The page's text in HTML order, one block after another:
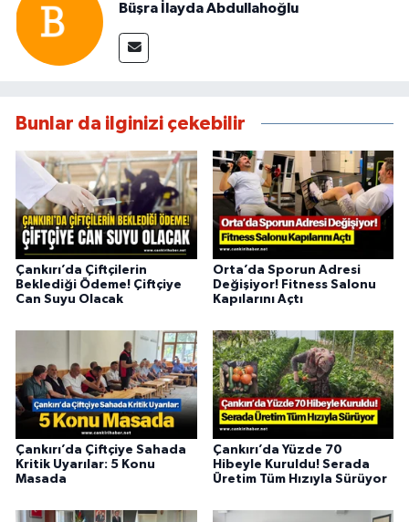
Büşra İlayda Abdullahoğlu
Bunlar da ilginizi çekebilir
Çankırı’da Çiftçilerin
Beklediği Ödeme! Çiftçiye
Can Suyu Olacak
Orta’da Sporun Adresi
Değişiyor! Fitness Salonu
Kapılarını Açtı
Çankırı’da Çiftçiye Sahada
Kritik Uyarılar: 5 Konu
Masada
Çankırı’da Yüzde 70
Hibeyle Kuruldu! Serada
Üretim Tüm Hızıyla Sürüyor